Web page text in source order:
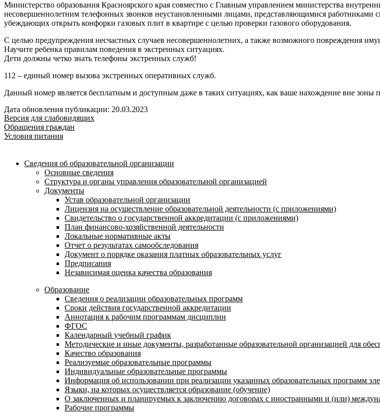
Министерство образования Красноярского края совместно с Главным управлением министерства
несовершеннолетним телефонных звонков неустановленными лицами, представляющимися
убеждающих открыть конфорки газовых плит в квартире с целью проверки газового оборудования.
С целью предупреждения несчастных случаев несовершеннолетних, а также возможного повреждения
Научите ребенка правилам поведения в экстренных ситуациях.
Дети должны четко знать телефоны экстренных служб!
112 – единый номер вызова экстренных оперативных служб.
Данный номер является бесплатным и доступным даже в таких ситуациях, как ваше нахождение вне
Дата обновления публикации: 20.03.2023
Версия для слабовидящих
Обращения граждан
Условия питания
Сведения об образовательной организации
Основные сведения
Структура и органы управления образовательной организацией
Документы
Устав образовательной организации
Лицензия на осуществление образовательной деятельности (с приложениями)
Свидетельство о государственной аккредитации (с приложениями)
План финансово-хозяйственной деятельности
Локальные нормативные акты
Отчет о результатах самообследования
Документ о порядке оказания платных образовательных услуг
Предписания
Независимая оценка качества образования
Образование
Сведения о реализации образовательных программ
Сроки действия государственной аккредитации
Аннотация к рабочим программам дисциплин
ФГОС
Календарный учебный график
Методические и иные документы, разработанные образовательной организацией для
Качество образования
Реализуемые образовательные программы
Индивидуальные образовательные программы
Информация об использовании при реализации указанных образовательных программ
Языки, на которых осуществляется образование (обучение)
О заключенных и планируемых к заключению договорах с иностранными и (или)
Рабочие программы